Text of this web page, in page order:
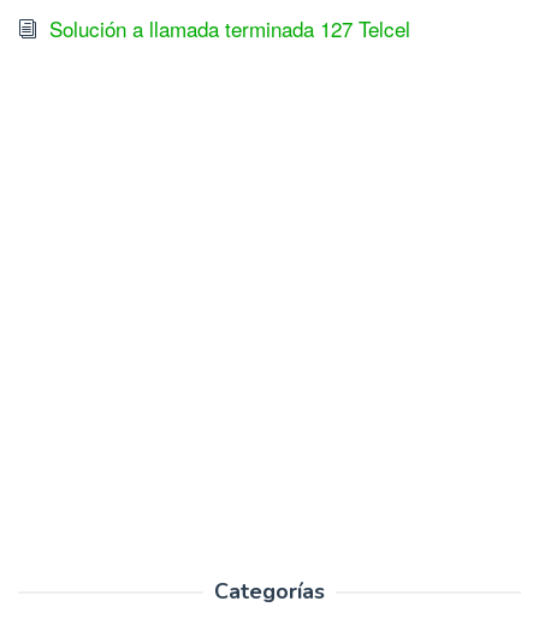
Solución a llamada terminada 127 Telcel
Categorías